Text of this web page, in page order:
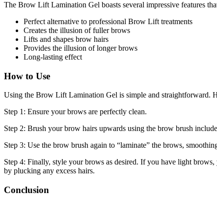
The Brow Lift Lamination Gel boasts several impressive features
Perfect alternative to professional Brow Lift treatments
Creates the illusion of fuller brows
Lifts and shapes brow hairs
Provides the illusion of longer brows
Long-lasting effect
How to Use
Using the Brow Lift Lamination Gel is simple and straightforward.
Step 1: Ensure your brows are perfectly clean.
Step 2: Brush your brow hairs upwards using the brow brush
Step 3: Use the brow brush again to “laminate” the brows,
Step 4: Finally, style your brows as desired. If you have light
by plucking any excess hairs.
Conclusion